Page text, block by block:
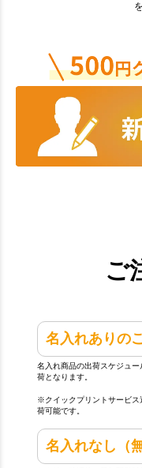
ご
名入れありの
名入れ商品の出荷スケジュ
荷となります。
※クイックプリントサービス
荷可能です。
名入れなし（